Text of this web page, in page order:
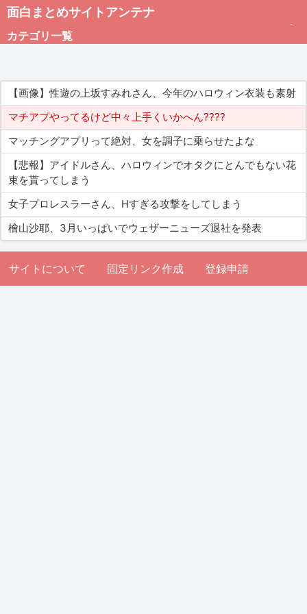
面白まとめサイトアンテナ
カテゴリ一覧
総合
アダルト
【画像】性遊の上坂すみれさん、今年のハロウィン衣装も素射
マチアプやってるけど中々上手くいかへん????
マッチングアプリって絶対、女を調子に乗らせたよな
【悲報】アイドルさん、ハロウィンでオタクにとんでもない花
束を貰ってしまう
女子プロレスラーさん、Hすぎる攻撃をしてしまう
檜山沙耶、3月いっぱいでウェザーニューズ退社を発表
サイトについて 固定リンク作成 登録申請